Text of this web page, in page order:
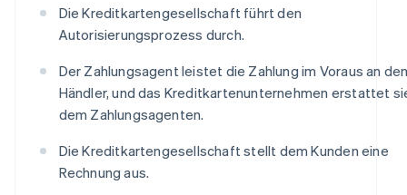
Die Kreditkartengesellschaft führt den
Autorisierungsprozess durch.
Der Zahlungsagent leistet die Zahlung im Voraus an
Händler, und das Kreditkartenunternehmen erstattet
dem Zahlungsagenten.
Die Kreditkartengesellschaft stellt dem Kunden eine
Rechnung aus.